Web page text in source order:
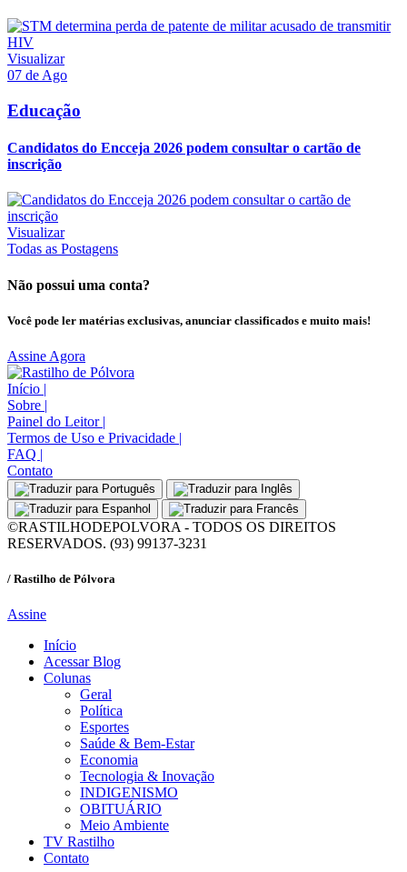
Visualizar
07 de Ago
Educação
Candidatos do Encceja 2026 podem consultar o cartão de
inscrição
Visualizar
Todas as Postagens
Não possui uma conta?
Você pode ler matérias exclusivas, anunciar classificados e muito mais!
Assine Agora
Início |
Sobre |
Painel do Leitor |
Termos de Uso e Privacidade |
FAQ |
Contato
©RASTILHODEPOLVORA - TODOS OS DIREITOS
RESERVADOS. (93) 99137-3231
/ Rastilho de Pólvora
Assine
Início
Acessar Blog
Colunas
Geral
Política
Esportes
Saúde & Bem-Estar
Economia
Tecnologia & Inovação
INDIGENISMO
OBITUÁRIO
Meio Ambiente
TV Rastilho
Contato